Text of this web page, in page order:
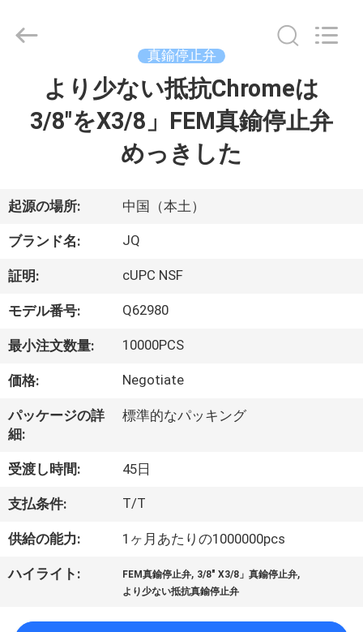
ダ
ク
ト
私
に
つ
い
て
工
場
2026
Reserved.
真鍮停止弁
より少ない抵抗Chromeは
3/8"をX3/8」FEM真鍮停止弁
めっきした
起源の場所: 中国（本土）
ブランド名: JQ
証明: cUPC NSF
モデル番号: Q62980
最小注文数量: 10000PCS
価格: Negotiate
パッケージの詳
細:
標準的なパッキング
受渡し時間: 45日
支払条件: T/T
供給の能力: 1ヶ月あたりの1000000pcs
ハイライト: FEM真鍮停止弁, 3/8" X3/8」真鍮停止弁,
より少ない抵抗真鍮停止弁